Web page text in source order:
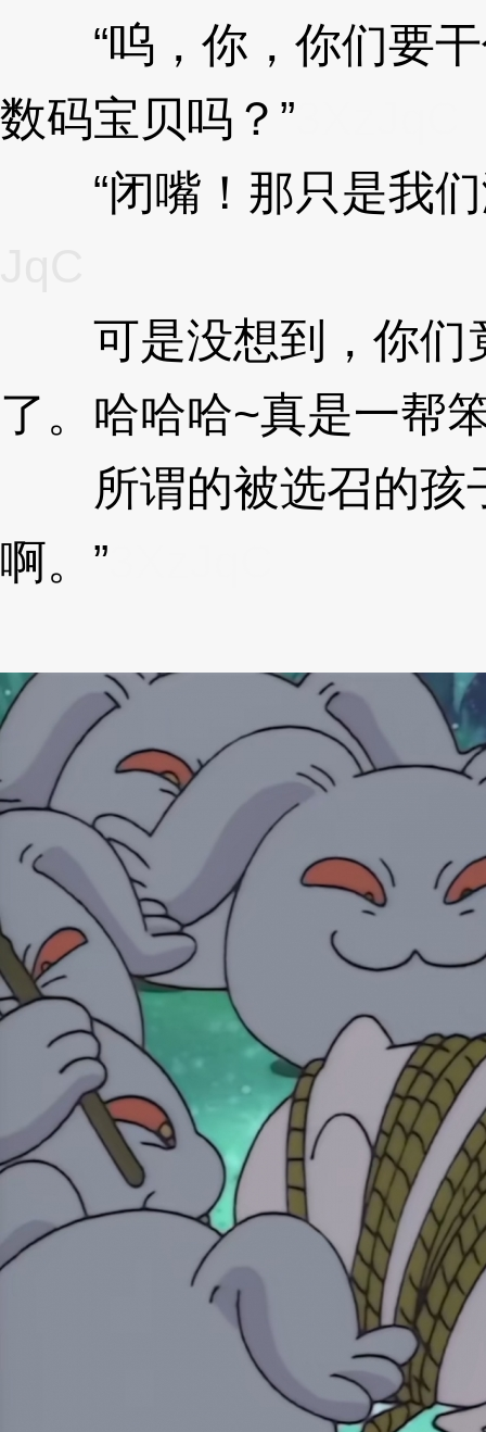
“呜，你，你们要干
数码宝贝吗？”
“闭嘴！那只是我们
可是没想到，你们
了。哈哈哈~真是一帮
所谓的被选召的孩
啊。”